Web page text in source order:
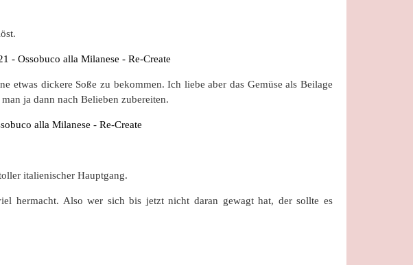
etwas dickere Soße zu bekommen. Ich liebe aber das Gemüse als Beilage
ja dann nach Belieben zubereiten.
italienischer Hauptgang.
hermacht. Also wer sich bis jetzt nicht daran gewagt hat, der sollte es